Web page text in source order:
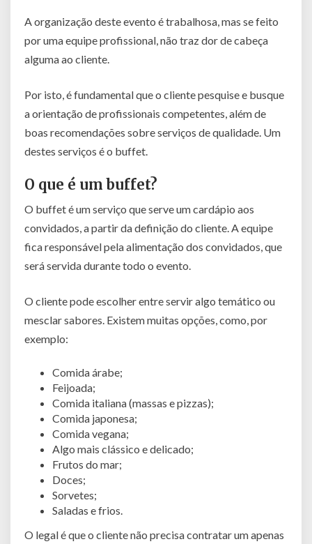
A organização deste evento é trabalhosa, mas se feito
por uma equipe profissional, não traz dor de cabeça
alguma ao cliente.
Por isto, é fundamental que o cliente pesquise e busque
a orientação de profissionais competentes, além de
boas recomendações sobre serviços de qualidade. Um
destes serviços é o buffet.
O que é um buffet?
O buffet é um serviço que serve um cardápio aos
convidados, a partir da definição do cliente. A equipe
fica responsável pela alimentação dos convidados, que
será servida durante todo o evento.
O cliente pode escolher entre servir algo temático ou
mesclar sabores. Existem muitas opções, como, por
exemplo:
Comida árabe;
Feijoada;
Comida italiana (massas e pizzas);
Comida japonesa;
Comida vegana;
Algo mais clássico e delicado;
Frutos do mar;
Doces;
Sorvetes;
Saladas e frios.
O legal é que o cliente não precisa contratar um apenas